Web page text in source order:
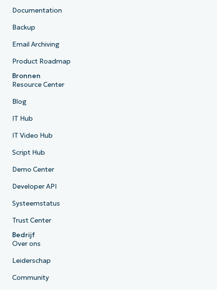
Documentation
Backup
Email Archiving
Product Roadmap
Bronnen
Resource Center
Blog
IT Hub
IT Video Hub
Script Hub
Demo Center
Developer API
Systeemstatus
Trust Center
Bedrijf
Over ons
Leiderschap
Community